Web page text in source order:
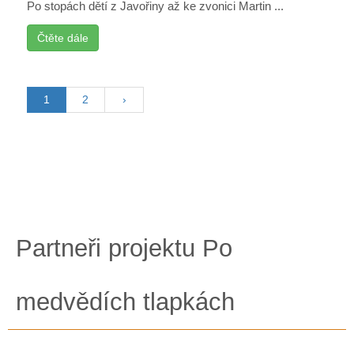
Po stopách dětí z Javořiny až ke zvonici Martin ...
Čtěte dále
1 2 ›
Partneři projektu Po
medvědích tlapkách